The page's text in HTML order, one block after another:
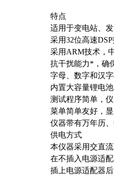
特点
适用于变电站、
采用32位高速
采用ARM技术，
抗干扰能力*，确
字母、数字和汉
内置大容量锂电
测试程序简单，
菜单简单友好，
仪器带有万年历
供电方式
本仪器采用交直
在不插入电源适
插上电源适配器